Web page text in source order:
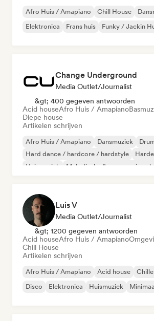
Afro Huis / Amapiano Chill House
Elektronica
Frans huis Funky / Jackin
Change Underground
Media Outlet/Journalist
&gt; 400 gegeven antwoorden
Acid houseAfro Huis / Amapiano
Diepe house
Artikelen schrijven
Afro Huis / Amapiano Dansmuziek
Hard dance / hardcore / hardstyle
Huismuziek
Melodische & progressieve
Luis V
Media Outlet/Journalist
&gt; 1200 gegeven antwoorden
Acid houseAfro Huis / Amapiano
Chill House
Artikelen schrijven
Afro Huis / Amapiano Acid house
Disco
Elektronica Huismuziek